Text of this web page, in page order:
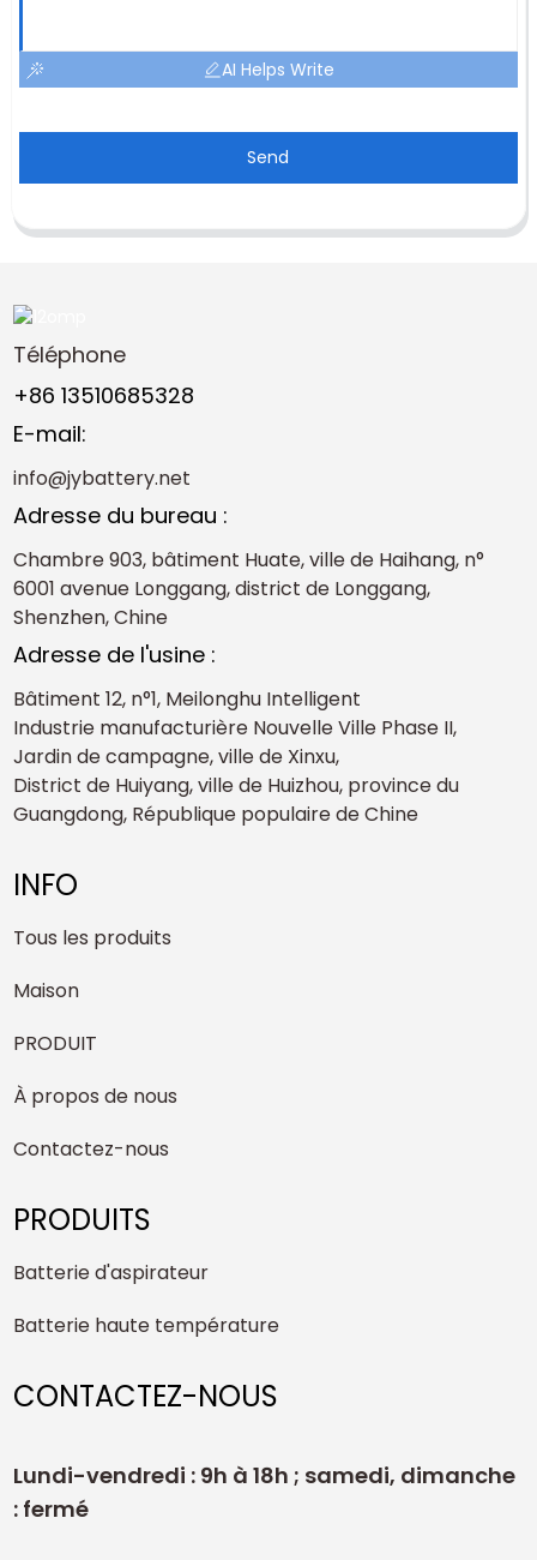
AI Helps Write
Send
Téléphone
+86 13510685328
E-mail:
info@jybattery.net
Adresse du bureau :
Chambre 903, bâtiment Huate, ville de Haihang, n°
6001 avenue Longgang, district de Longgang,
Shenzhen, Chine
Adresse de l'usine :
Bâtiment 12, n°1, Meilonghu Intelligent
Industrie manufacturière Nouvelle Ville Phase II,
Jardin de campagne, ville de Xinxu,
District de Huiyang, ville de Huizhou, province du
Guangdong, République populaire de Chine
INFO
Tous les produits
Maison
PRODUIT
À propos de nous
Contactez-nous
PRODUITS
Batterie d'aspirateur
Batterie haute température
CONTACTEZ-NOUS
Lundi-vendredi : 9h à 18h ; samedi, dimanche
: fermé